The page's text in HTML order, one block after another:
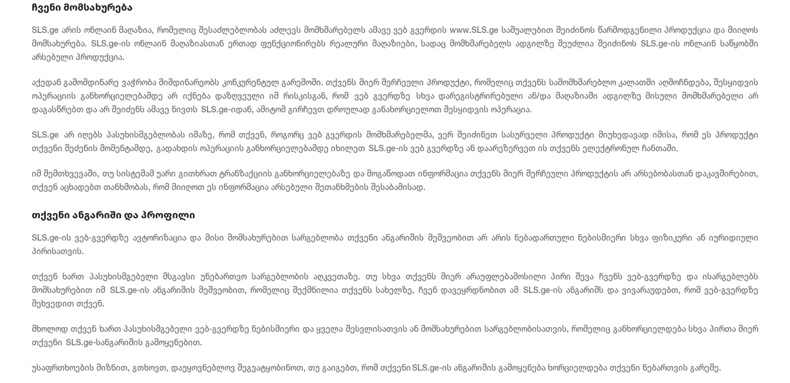
ჩვენი მომსახურება
SLS.ge არის ონლაინ მაღაზია, რომელიც შესაძლებლობას აძლევს მომხმარებელს ამავე ვებ გვერდის www.SLS.ge საშუალებით შეიძინოს წარმოდგენილი პროდუქცია და მიიღოს
მომსახურება. SLS.ge-ის ონლაინ მაღაზიასთან ერთად ფუნქციონირებს რეალური მაღაზიები, სადაც მომხმარებელს ადგილზე შეუძლია შეიძინოს SLS.ge-ის ონლაინ საწყობში
არსებული პროდუქცია.
აქედან გამომდინარე ვაჭრობა მიმდინარეობს კონკურენტულ გარემოში. თქვენს მიერ შერჩეული პროდუქტი, რომელიც თქვენს სამომხმარებლო კალათში აღმოჩნდება, შესყიდვის
ოპერაციის განხორციელებამდე არ იქნება დაზღვეული იმ რისკისგან, რომ ვებ გვერდზე სხვა დარეგისტრირებული ან/და მაღაზიაში ადგილზე მისული მომხმარებელი არ
დაგასწრებთ და არ შეიძენს ამავე ნივთს SLS.ge-იდან, ამიტომ გირჩევთ დროულად განახორციელოთ შესყიდვის ოპერაცია.
SLS.ge არ იღებს პასუხისმგებლობას იმაზე, რომ თქვენ, როგორც ვებ გვერდის მომხმარებელმა, ვერ შეიძინეთ სასურველი პროდუქტი მიუხედავად იმისა, რომ ეს პროდუქტი
თქვენი შეძენის მომენტამდე, გადახდის ოპერაციის განხორციელებამდე იხილეთ SLS.ge-ის ვებ გვერდზე ან დაარეზერვეთ ის თქვენს ელექტრონულ ჩანთაში.
იმ შემთხვევაში, თუ სისტემამ უარი გითხრათ ტრანზაქციის განხორციელებაზე და მოგაწოდათ ინფორმაცია თქვენს მიერ შერჩეული პროდუქტის არ არსებობასთან დაკავშირებით,
თქვენ აცხადებთ თანხმობას, რომ მიიღოთ ეს ინფორმაცია არსებული შეთანხმების შესაბამისად.
თქვენი ანგარიში და პროფილი
SLS.ge-ის ვებ-გვერდზე ავტორიზაცია და მისი მომსახურებით სარგებლობა თქვენი ანგარიშის მეშვეობით არ არის ნებადართული ნებისმიერი სხვა ფიზიკური ან იურიდიული
პირისათვის.
თქვენ ხართ პასუხისმგებელი მსგავსი უნებართვო სარგებლობის აღკვეთაზე. თუ სხვა თქვენს მიერ არაუფლებამოსილი პირი შევა ჩვენს ვებ-გვერდზე და ისარგებლებს
მომსახურებით იმ SLS.ge-ის ანგარიშის მეშვეობით, რომელიც შექმნილია თქვენს სახელზე, ჩვენ დავეყრდნობით ამ SLS.ge-ის ანგარიშს და ვივარაუდებთ, რომ ვებ-გვერდზე
შეხვედით თქვენ.
მხოლოდ თქვენ ხართ პასუხისმგებელი ვებ-გვერდზე ნებისმიერი და ყველა შესვლისათვის ან მომსახურებით სარგებლობისათვის, რომელიც განხორციელდება სხვა პირთა მიერ
თქვენი SLS.ge-სანგარიშის გამოყენებით.
უსაფრთხოების მიზნით, გთხოვთ, დაუყოვნებლოვ შეგვატყობინოთ, თუ გაიგებთ, რომ თქვენი SLS.ge-ის ანგარიშის გამოყენება ხორციელდება თქვენი ნებართვის გარეშე.